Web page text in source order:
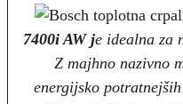
7400i AW je idealna za
Z majhno nazivno
energijsko